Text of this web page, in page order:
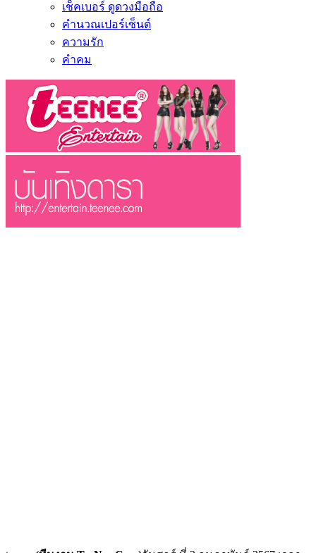
เช็คเบอร์ ดูดวงมือถือ
คำนวณเปอร์เซ็นต์
ความรัก
คำคม